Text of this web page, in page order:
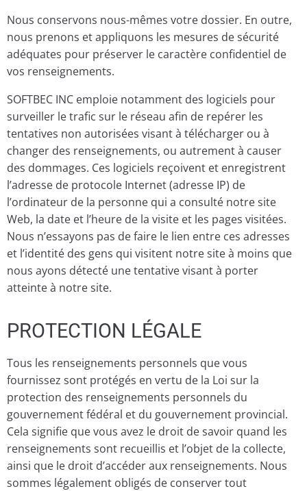
Nous conservons nous-mêmes votre dossier. En outre,
nous prenons et appliquons les mesures de sécurité
adéquates pour préserver le caractère confidentiel de
vos renseignements.
SOFTBEC INC emploie notamment des logiciels pour
surveiller le trafic sur le réseau afin de repérer les
tentatives non autorisées visant à télécharger ou à
changer des renseignements, ou autrement à causer
des dommages. Ces logiciels reçoivent et enregistrent
l’adresse de protocole Internet (adresse IP) de
l’ordinateur de la personne qui a consulté notre site
Web, la date et l’heure de la visite et les pages visitées.
Nous n’essayons pas de faire le lien entre ces adresses
et l’identité des gens qui visitent notre site à moins que
nous ayons détecté une tentative visant à porter
atteinte à notre site.
PROTECTION LÉGALE
Tous les renseignements personnels que vous
fournissez sont protégés en vertu de la Loi sur la
protection des renseignements personnels du
gouvernement fédéral et du gouvernement provincial.
Cela signifie que vous avez le droit de savoir quand les
renseignements sont recueillis et l’objet de la collecte,
ainsi que le droit d’accéder aux renseignements. Nous
sommes légalement obligés de conserver tout